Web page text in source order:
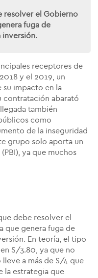
resolver el Gobierno
fuga de
inversión.
receptores de
y el 2019, un
su impacto en la
contratación abarató
también
como
de la inseguridad
grupo solo aporta un
ya que muchos
debe resolver el
que genera fuga de
En teoría, el tipo
S/3.80, ya que no
a más de S/4 que
la estrategia que